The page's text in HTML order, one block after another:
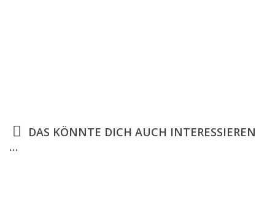
DAS KÖNNTE DICH AUCH INTERESSIEREN
…